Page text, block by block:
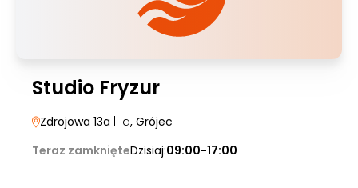
Studio Fryzur
Zdrojowa 13a | 1a, Grójec
Teraz zamknięteDzisiaj:09:00-17:00